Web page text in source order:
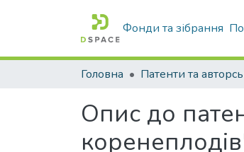
Фонди та зібрання
Головна
Опис до